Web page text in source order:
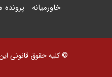
خاورمیانه
© کلیه حقوق قانونی